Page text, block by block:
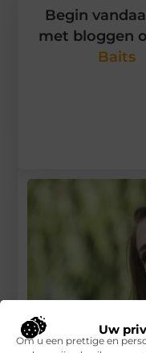
Uw
Om u een prettige en
Begin
met bloggen
Baits